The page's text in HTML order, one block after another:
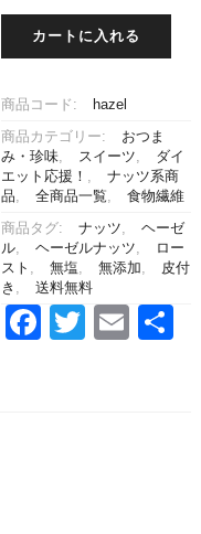
ッ
150g
ル
ッ
500g
個
カートに入れる
商品コード: hazel
商品カテゴリー:
おつま
み・珍味, スイーツ,
ダイ
エット応援！ ,
ナッツ系商
品, 全商品一覧, 食物繊維
商品タグ: ナッツ,
ヘーゼ
ル, ヘーゼルナッツ,
ロー
スト , 無塩, 無添加,
皮付
き , 送料無料
Facebook
Twitter